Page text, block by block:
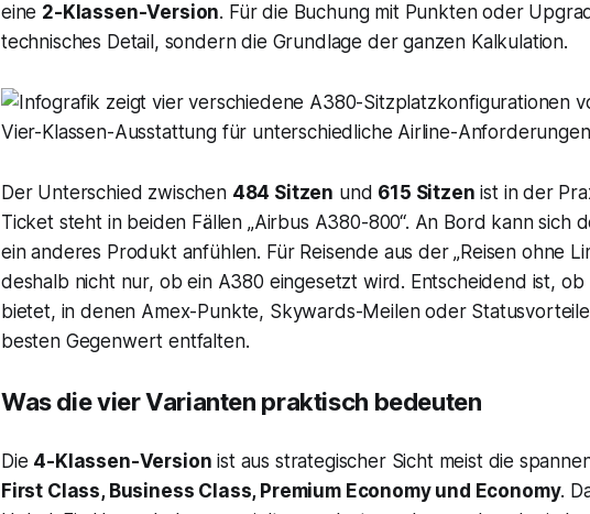
eine 2-Klassen-Version. Für die Buchung mit Punkten oder
technisches Detail, sondern die Grundlage der ganzen Kalkulation.
Der Unterschied zwischen 484 Sitzen und 615 Sitzen ist in der
Ticket steht in beiden Fällen „Airbus A380-800“. An Bord kann sich
ein anderes Produkt anfühlen. Für Reisende aus der „Reisen ohne
deshalb nicht nur, ob ein A380 eingesetzt wird. Entscheidend ist, ob
bietet, in denen Amex-Punkte, Skywards-Meilen oder
besten Gegenwert entfalten.
Was die vier Varianten praktisch bedeuten
Die 4-Klassen-Version ist aus strategischer Sicht meist die
First Class, Business Class, Premium Economy und Economy.